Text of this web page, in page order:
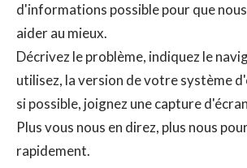
d'informations possible pour que
aider au mieux.
Décrivez le problème, indiquez le
utilisez, la version de votre système
si possible, joignez une capture
Plus vous nous en direz, plus nous
rapidement.